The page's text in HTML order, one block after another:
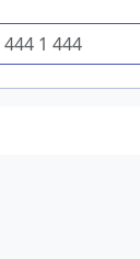
Telefon Numarası